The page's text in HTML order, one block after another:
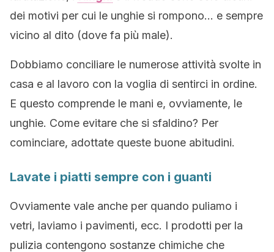
dei motivi per cui le unghie si rompono… e sempre
vicino al dito (dove fa più male).
Dobbiamo conciliare le numerose attività svolte in
casa e al lavoro con la voglia di sentirci in ordine.
E questo comprende le mani e, ovviamente, le
unghie. Come evitare che si sfaldino? Per
cominciare, adottate queste buone abitudini.
Lavate i piatti sempre con i guanti
Ovviamente vale anche per quando puliamo i
vetri, laviamo i pavimenti, ecc. I prodotti per la
pulizia contengono sostanze chimiche che